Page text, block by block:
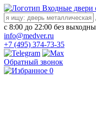
Входные двери
с 8:00 до 22:00 без
info@medver.ru
+7 (495) 374-73-35
Обратный звонок
0